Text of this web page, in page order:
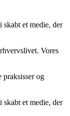
et medie, der
Vores
og
et medie, der